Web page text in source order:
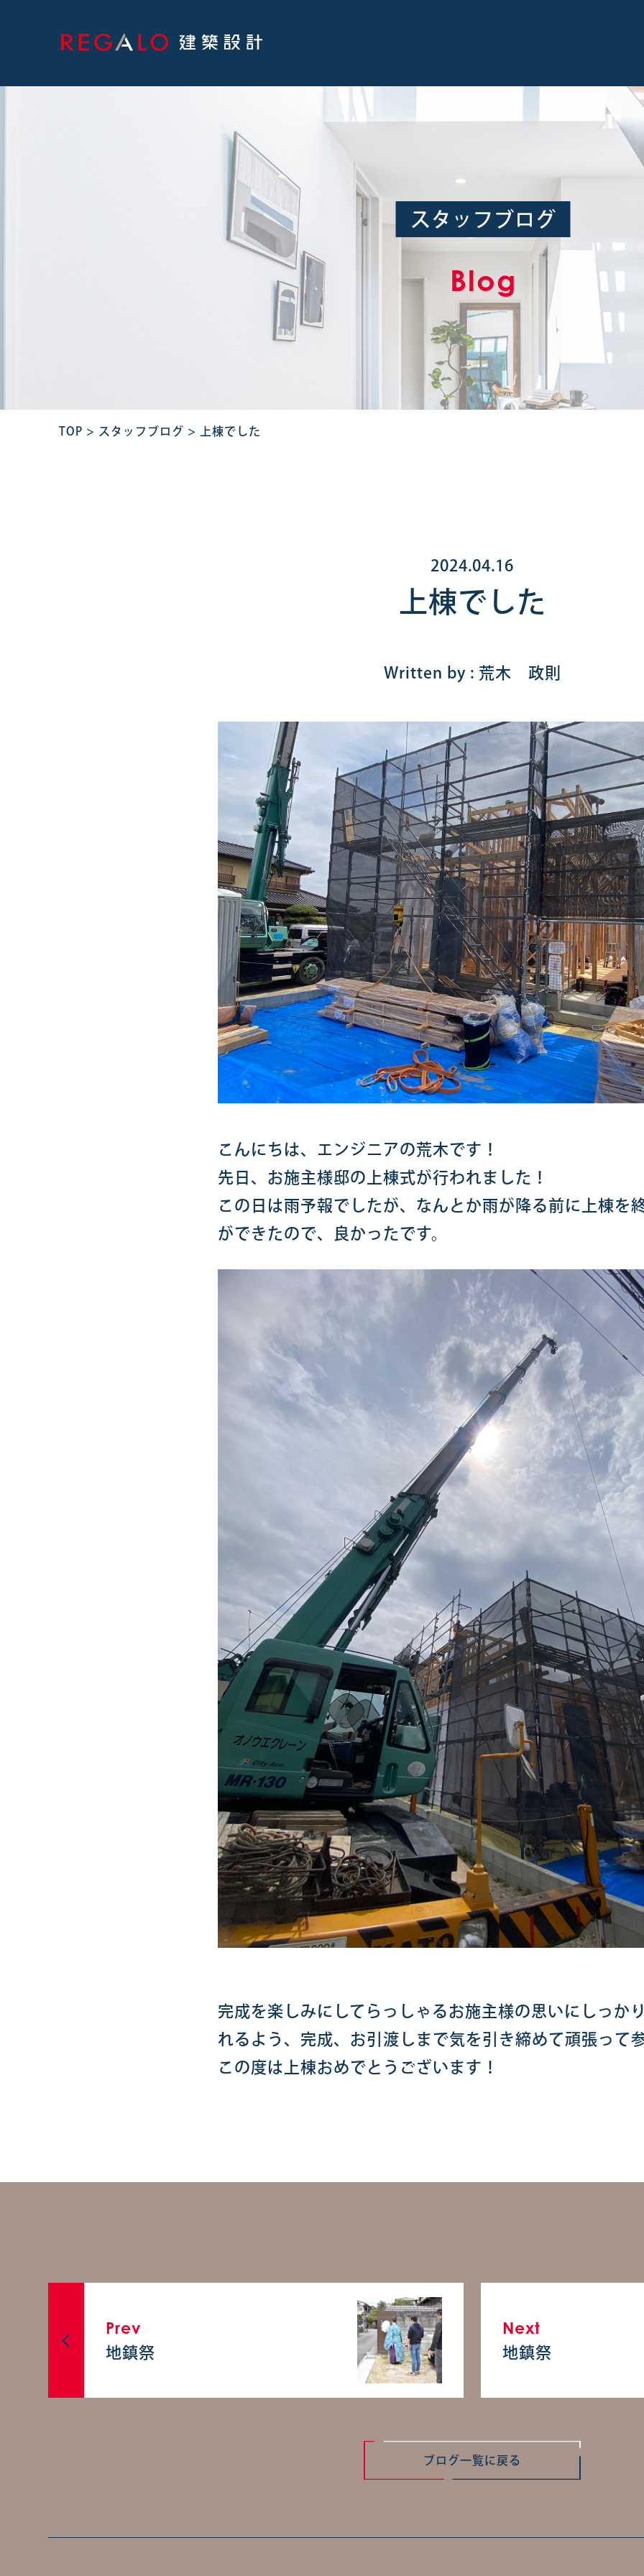
スタッフブログ
Blog
TOP > スタッフブログ > 上棟でした
2024.04.16
上棟でした
Written by : 荒木 政則
こんにちは、エンジニアの荒木です！
先日、お施主様邸の上棟式が行われました！
この日は雨予報でしたが、なんとか雨が降る前に上棟を
ができたので、良かったです。
完成を楽しみにしてらっしゃるお施主様の思いにしっか
れるよう、完成、お引渡しまで気を引き締めて頑張って
この度は上棟おめでとうございます！
Prev
地鎮祭
Next
地鎮祭
ブログ一覧に戻る